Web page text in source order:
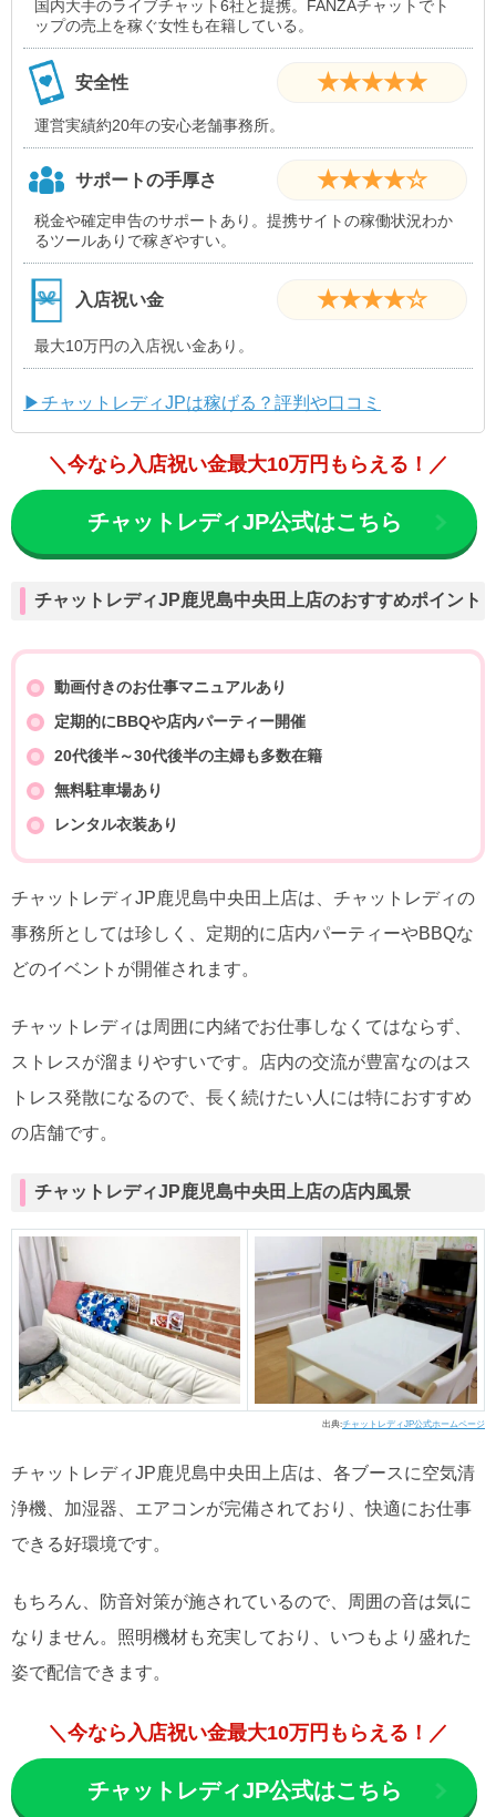
国内大手のライブチャット6社と提携。FANZAチャットでト
ップの売上を稼ぐ女性も在籍している。
安全性 ★★★★★
運営実績約20年の安心老舗事務所。
サポートの手厚さ ★★★★☆
税金や確定申告のサポートあり。提携サイトの稼働状況わか
るツールありで稼ぎやすい。
入店祝い金 ★★★★☆
最大10万円の入店祝い金あり。
▶チャットレディJPは稼げる？評判や口コミ
＼今なら入店祝い金最大10万円もらえる！／
チャットレディJP公式はこちら
チャットレディJP鹿児島中央田上店のおすすめポイント
動画付きのお仕事マニュアルあり
定期的にBBQや店内パーティー開催
20代後半～30代後半の主婦も多数在籍
無料駐車場あり
レンタル衣装あり
チャットレディJP鹿児島中央田上店は、チャットレディの
事務所としては珍しく、定期的に店内パーティーやBBQな
どのイベントが開催されます。
チャットレディは周囲に内緒でお仕事しなくてはならず、
ストレスが溜まりやすいです。店内の交流が豊富なのはス
トレス発散になるので、長く続けたい人には特におすすめ
の店舗です。
チャットレディJP鹿児島中央田上店の店内風景
出典:チャットレディJP公式ホームページ
チャットレディJP鹿児島中央田上店は、各ブースに空気清
浄機、加湿器、エアコンが完備されており、快適にお仕事
できる好環境です。
もちろん、防音対策が施されているので、周囲の音は気に
なりません。照明機材も充実しており、いつもより盛れた
姿で配信できます。
＼今なら入店祝い金最大10万円もらえる！／
チャットレディJP公式はこちら